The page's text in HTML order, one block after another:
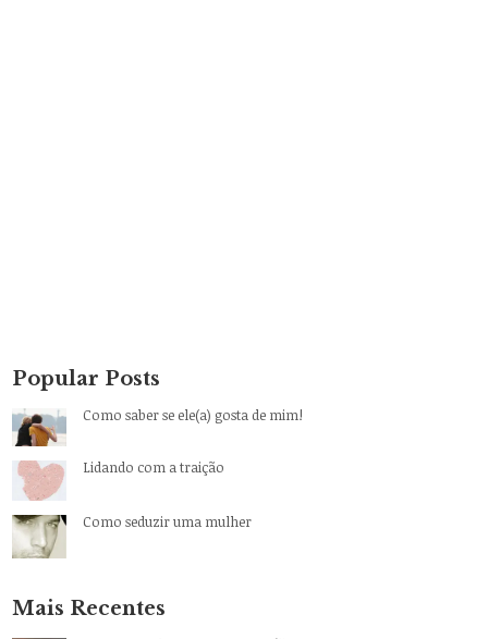
Popular Posts
Como saber se ele(a) gosta de mim!
Lidando com a traição
Como seduzir uma mulher
Mais Recentes